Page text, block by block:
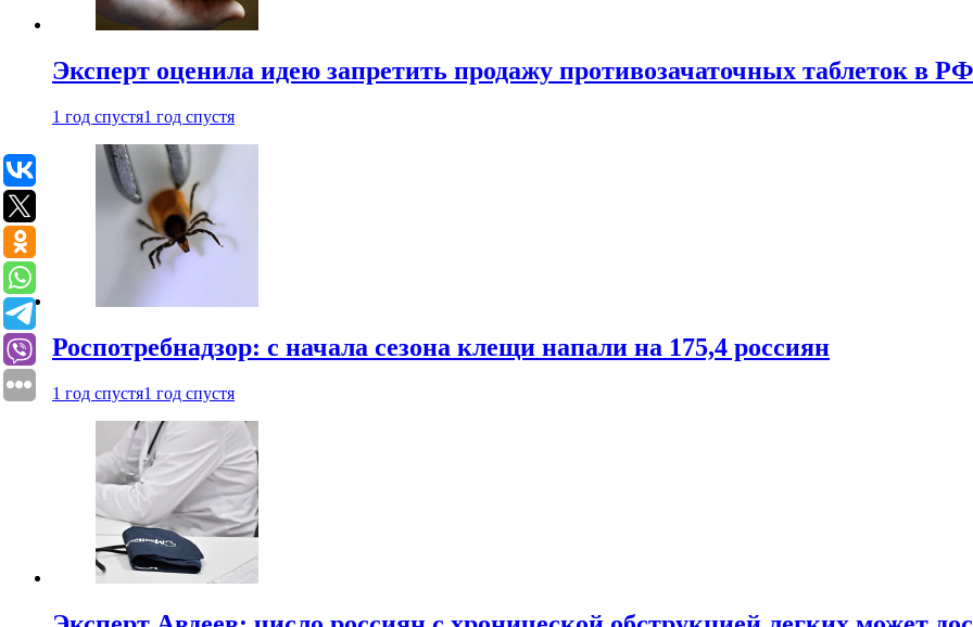
Эксперт оценила идею запретить продажу противозачаточных таблеток в РФ
1 год спустя1 год спустя
Роспотребнадзор: с начала сезона клещи напали на 175,4 россиян
1 год спустя1 год спустя